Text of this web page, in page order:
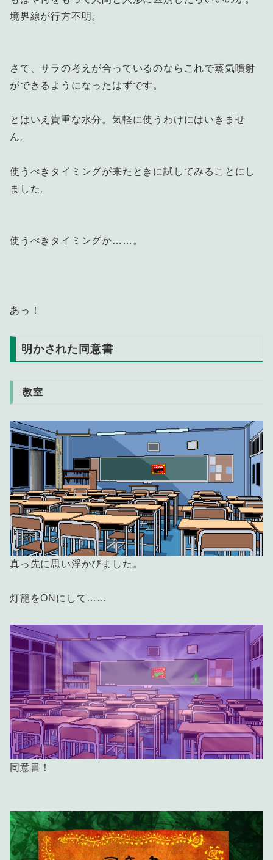
境界線が行方不明。
さて、サラの考えが合っているのならこれで蒸気噴射
ができるようになったはずです。
とはいえ貴重な水分。気軽に使うわけにはいきませ
ん。
使うべきタイミングが来たときに試してみることにし
ました。
使うべきタイミングか……。
あっ！
明かされた同意書
教室
真っ先に思い浮かびました。
灯籠をONにして……
同意書！